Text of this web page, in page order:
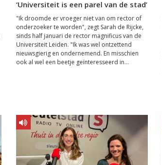
‘Universiteit is een parel van de stad’
"Ik droomde er vroeger niet van om rector of
onderzoeker te worden", zegt Sarah de Rijcke,
sinds half januari de rector magnificus van de
Universiteit Leiden. "Ik was wel ontzettend
nieuwsgierig en ondernemend. En misschien
ook al wel een beetje geïnteresseerd in...